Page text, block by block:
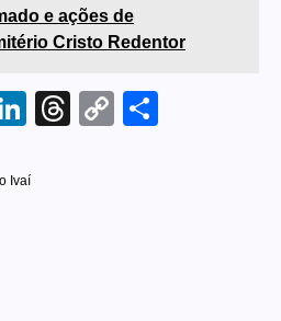
e ações de
Cristo Redentor
LinkedIn
Threads
Copy
Ivaí